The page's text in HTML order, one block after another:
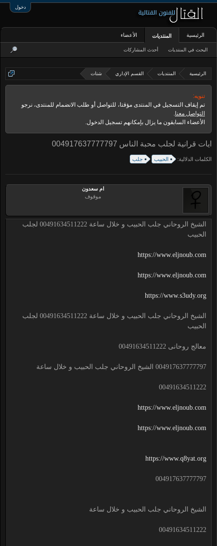
دخول
الرئيسية المنتديات القسم الإداري شتات
تنويه:
تم إيقاف التسجيل في المنتدى مؤقتا، للتواصل أو طلب الانضمام للمنتدى، نرجو
التواصل معنا.
الأعضاء السابقون ما يزال بإمكانهم تسجيل الدخول.
ايات قرانية لجلب محبة الناس 004917637777797
الكلمات الدلالية: الحبيب جلب
ام سعدون
موقوف
الشيخ الروحاني جلب الحبيب و خلال ساعة 00491634511222 لجلب
الحبيب
https://www.eljnoub.com
https://www.eljnoub.com
https://www.s3udy.org
الشيخ الروحاني جلب الحبيب و خلال ساعة 00491634511222 لجلب
الحبيب
معالج روحانى 00491634511222
004917637777797 الشيخ الروحاني جلب الحبيب و خلال ساعة
00491634511222
https://www.eljnoub.com
https://www.eljnoub.com
https://www.q8yat.org
004917637777797
الشيخ الروحاني جلب الحبيب و خلال ساعة
00491634511222
الرئيسية المنتديات
البحث في المنتديات أحدث المشاركات
الأعضاء